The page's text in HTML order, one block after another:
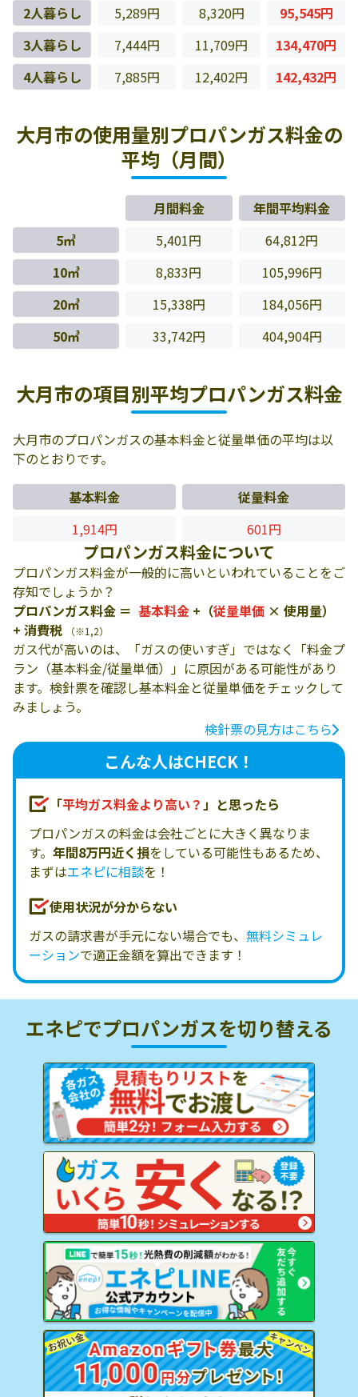
2人暮らし
5,289円 8,320円
95,545円
3人暮らし
7,444円 11,709円
134,470円
4人暮らし
7,885円 12,402円 142,432円
大月市の使用量別プロパンガス料金の
平均（月間）
月間料金
年間平均料金
5㎥
5,401円
64,812円
10㎥
8,833円
105,996円
20㎥
15,338円
184,056円
50㎥
33,742円 404,904円
大月市の項目別平均プロパンガス料金
大月市のプロパンガスの基本料金と従量単価の平均は以
下のとおりです。
基本料金
従量料金
1,914円
601円
プロパンガス料金について
プロパンガス料金が一般的に高いといわれていることをご
存知でしょうか？
プロパンガス料金 ＝ 基本料金 +（従量単価 × 使用量）
+ 消費税
（※1,2）
ガス代が高いのは、「ガスの使いすぎ」ではなく「料金プ
ラン（基本料金/従量単価）」に原因がある可能性があり
ます。検針票を確認し基本料金と従量単価をチェックして
みましょう。
検針票の見方はこちら
こんな人はCHECK！
「平均ガス料金より高い？」と思ったら
プロパンガスの料金は会社ごとに大きく異なりま
す。 年間8万円近く損をしている可能性もあるため、
まずはエネピに相談を！
使用状況が分からない
ガスの請求書が手元にない場合でも、 無料シミュレ
ーションで適正金額を算出できます！
エネピでプロパンガスを切り替える